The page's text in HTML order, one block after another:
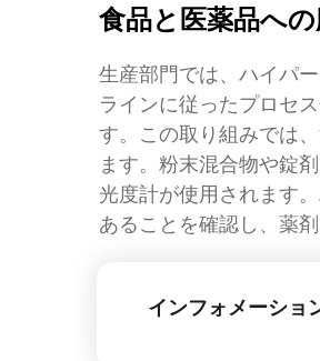
食品と医薬品へ
生産部門では、ハイパ
ラインに従ったプロセ
す。この取り組みでは
ます。粉末混合物や錠
光度計が使用されます
あることを確認し、薬
インフォメーショ